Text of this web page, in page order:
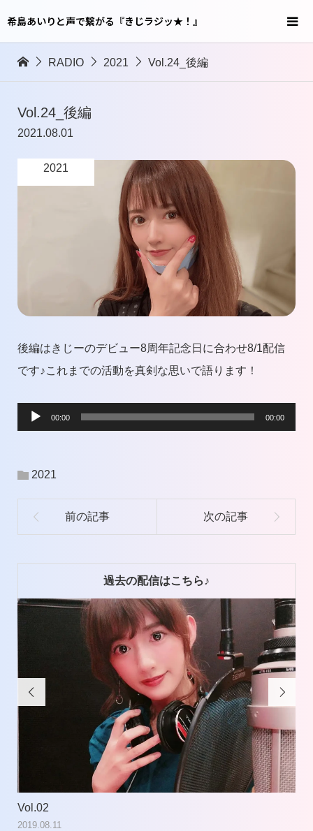
希島あいりと声で繋がる『きじラジッ★！』
RADIO 2021 Vol.24_後編
Vol.24_後編
2021.08.01
2021
後編はきじーのデビュー8周年記念日に合わせ8/1配信
です♪これまでの活動を真剣な思いで語ります！
プ
00:00 00:00
2021
過去の配信はこちら♪

Vol.02
2019.08.11
